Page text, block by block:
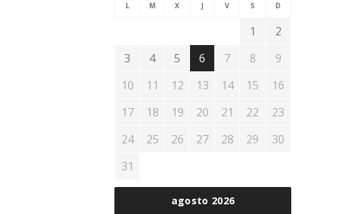
agosto 2026
L M X J V S D
1
2
3
4 5 6 7 8
9
10
11 12 13 14 15
16
17
18 19 20 21 22
23
24
25 26 27 28 29
30
31